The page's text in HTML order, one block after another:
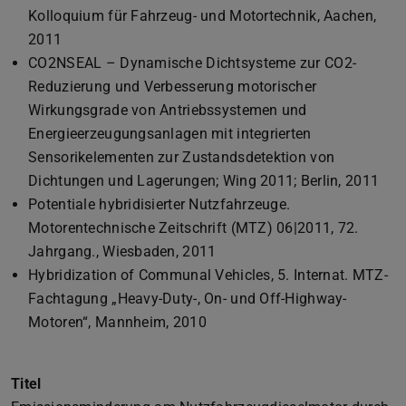
Kolloquium für Fahrzeug- und Motortechnik, Aachen,
2011
CO2NSEAL – Dynamische Dichtsysteme zur CO2-
Reduzierung und Verbesserung motorischer
Wirkungsgrade von Antriebssystemen und
Energieerzeugungsanlagen mit integrierten
Sensorikelementen zur Zustandsdetektion von
Dichtungen und Lagerungen; Wing 2011; Berlin, 2011
Potentiale hybridisierter Nutzfahrzeuge.
Motorentechnische Zeitschrift (MTZ) 06|2011, 72.
Jahrgang., Wiesbaden, 2011
Hybridization of Communal Vehicles, 5. Internat. MTZ-
Fachtagung „Heavy-Duty-, On- und Off-Highway-
Motoren“, Mannheim, 2010
Titel